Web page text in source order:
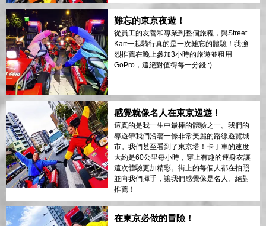
難忘的東京夜遊！
從員工的友善和專業到整個旅程，與Street
Kart一起騎行真的是一次難忘的體驗！我強
烈推薦在晚上參加3小時的旅遊並租用
GoPro，這絕對值得每一分錢 :)
感覺就像名人在東京巡遊！
這真的是我一生中最棒的體驗之一。我們的
導遊帶我們沿著一條非常美麗的路線遊覽城
市。我們甚至看到了東京塔！卡丁車的速度
大約是60公里每小時，穿上有趣的連身衣讓
這次體驗更加精彩。街上的每個人都在拍照
並向我們揮手，讓我們感覺像是名人。絕對
推薦！
在東京必做的冒險！